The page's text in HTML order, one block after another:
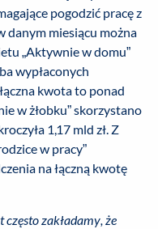
pogodzić pracę z
danym miesiącu można
„Aktywnie w domu”
wypłaconych
kwota to ponad
w żłobku” skorzystano
1,17 mld zł. Z
w pracy”
na łączną kwotę
zakładamy, że